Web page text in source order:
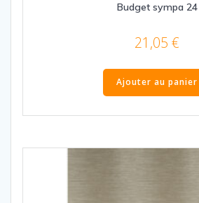
Budget sympa 24
21,05 €
Ajouter au panier